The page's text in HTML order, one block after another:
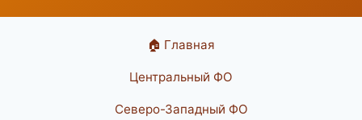
🏠 Главная
Центральный ФО
Северо-Западный ФО